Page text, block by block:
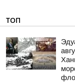
ТОП